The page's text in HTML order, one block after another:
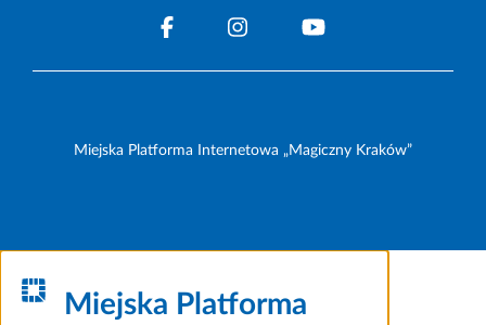
Miejska Platforma Internetowa „Magiczny Kraków”
Miejska Platforma